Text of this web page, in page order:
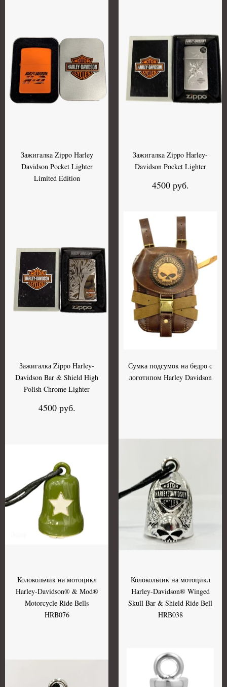
Зажигалка Zippo Harley
Davidson Pocket Lighter
Limited Edition
Зажигалка Zippo Harley-
Davidson Pocket Lighter
4500 руб.
Зажигалка Zippo Harley-
Davidson Bar & Shield High
Polish Chrome Lighter
4500 руб.
Сумка подсумок на бедро с
логотипом Harley Davidson
Колокольчик на мотоцикл
Harley-Davidson® & Mod®
Motorcycle Ride Bells
HRB076
Колокольчик на мотоцикл
Harley-Davidson® Winged
Skull Bar & Shield Ride Bell
HRB038